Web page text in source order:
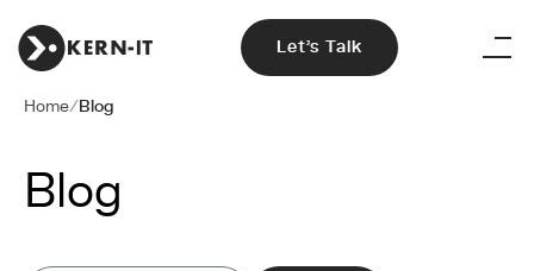
Let's Talk
Home/Blog
Blog